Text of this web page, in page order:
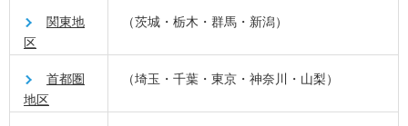
関東地
区
（茨城・栃木・群馬・新潟）
首都圏
地区
（埼玉・千葉・東京・神奈川・山梨）